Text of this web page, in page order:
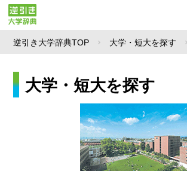
逆引き大学辞典TOP 大学・短大を探す
大学・短大を探す